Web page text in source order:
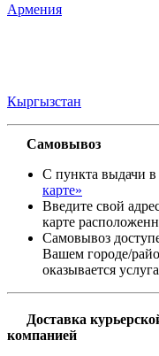
Армения
Кыргызстан
Самовывоз
С пункта выдачи
карте»
Введите свой
карте
Самовывоз
Вашем городе/
оказывается
Доставка
компанией